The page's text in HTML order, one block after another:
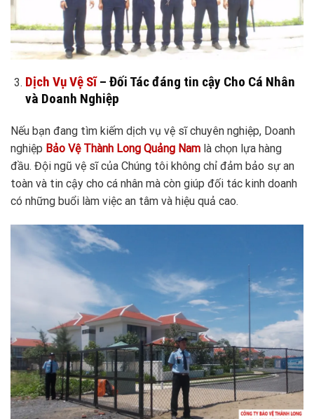
Dịch Vụ Vệ Sĩ– Đối Tác đáng tin cậy Cho Cá Nhân
và Doanh Nghiệp
Nếu bạn đang tìm kiếm dịch vụ vệ sĩ chuyên nghiệp, Doanh
nghiệp Bảo Vệ Thành Long Quảng Nam là chọn lựa hàng
đầu. Đội ngũ vệ sĩ của Chúng tôi không chỉ đảm bảo sự an
toàn và tin cậy cho cá nhân mà còn giúp đối tác kinh doanh
có những buổi làm việc an tâm và hiệu quả cao.